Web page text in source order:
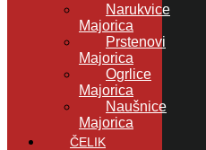
Narukvice
Majorica
Prstenovi
Majorica
Ogrlice
Majorica
Naušnice
Majorica
ČELIK